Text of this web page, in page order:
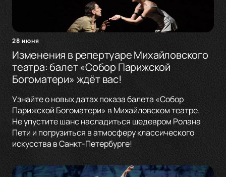
28 июня
Изменения в репертуаре Михайловского
театра: балет «Собор Парижской
Богоматери» ждёт вас!
Узнайте о новых датах показа балета «Собор
Парижской Богоматери» в Михайловском театре.
Не упустите шанс насладиться шедевром Ролана
Пети и погрузиться в атмосферу классического
искусства в Санкт-Петербурге!